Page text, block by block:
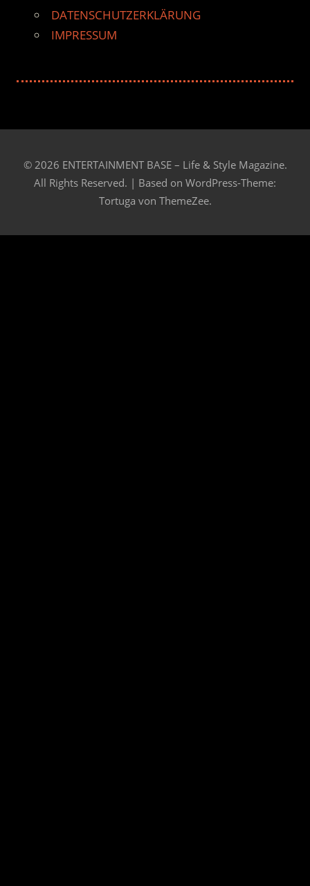
DATENSCHUTZERKLÄRUNG
IMPRESSUM
© 2026 ENTERTAINMENT BASE – Life & Style Magazine.
All Rights Reserved. | Based on WordPress-Theme:
Tortuga von ThemeZee.